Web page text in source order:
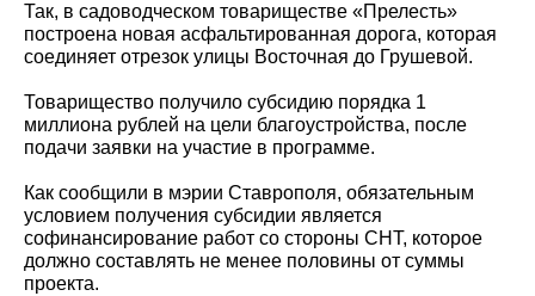
Так, в садоводческом товариществе «Прелесть»
построена новая асфальтированная дорога, которая
соединяет отрезок улицы Восточная до Грушевой.
Товарищество получило субсидию порядка 1
миллиона рублей на цели благоустройства, после
подачи заявки на участие в программе.
Как сообщили в мэрии Ставрополя, обязательным
условием получения субсидии является
софинансирование работ со стороны СНТ, которое
должно составлять не менее половины от суммы
проекта.